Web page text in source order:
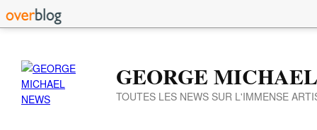
GEORGE
TOUTES LES NEWS SUR L'IMMENSE